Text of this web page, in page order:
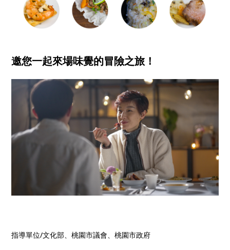
邀您一起來場味覺的冒險之旅！
指導單位/文化部、桃園市議會、桃園市政府